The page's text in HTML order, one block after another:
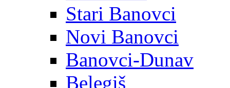
Stari Banovci
Novi Banovci
Banovci-Dunav
Belegiš